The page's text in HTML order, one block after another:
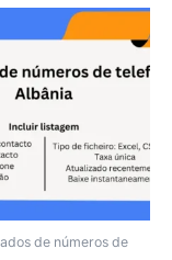
de números de